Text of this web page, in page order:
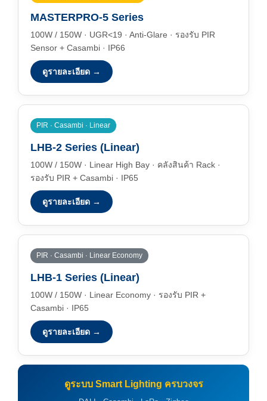
MASTERPRO-5 Series
100W / 150W · UGR<19 · Anti-Glare · รองรับ PIR
Sensor + Casambi · IP66
ดูรายละเอียด →
PIR · Casambi · Linear
LHB-2 Series (Linear)
100W / 150W · Linear High Bay · คลังสินค้า Rack ·
รองรับ PIR + Casambi · IP65
ดูรายละเอียด →
PIR · Casambi · Linear Economy
LHB-1 Series (Linear)
100W / 150W · Linear Economy · รองรับ PIR +
Casambi · IP65
ดูรายละเอียด →
ดูระบบ Smart Lighting ครบวงจร